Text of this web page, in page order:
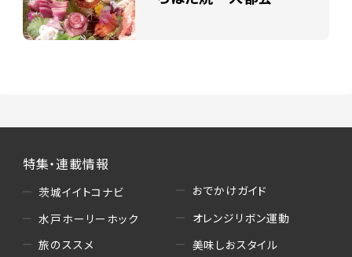
特集・連載情報
茨城イイトコナビ
水戸ホーリーホック
旅のススメ
おでかけガイド
オレンジリボン運動
美味しおスタイル